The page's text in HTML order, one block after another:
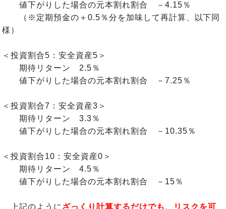
値下がりした場合の元本割れ割合 －4.15％
（※定期預金の＋0.5％分を加味して再計算、以下同
様）
＜投資割合5：安全資産5＞
期待リターン 2.5％
値下がりした場合の元本割れ割合 －7.25％
＜投資割合7：安全資産3＞
期待リターン 3.3％
値下がりした場合の元本割れ割合 －10.35％
＜投資割合10：安全資産0＞
期待リターン 4.5％
値下がりした場合の元本割れ割合 －15％
上記のように ざっくり計算するだけでも、リスクを可